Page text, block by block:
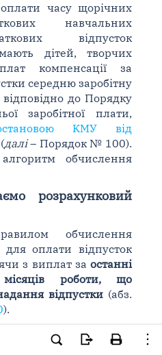
часу щорічних
навчальних
відпусток
дітей, творчих
компенсації за
середню заробітну
до Порядку
заробітної плати,
КМУ від
(далі– Порядок № 100).
обчислення
розрахунковий
обчислення
для оплати відпусток
з виплат заостанні
роботи, що
відпустки(абз.
).
працював на
, середня зарплата